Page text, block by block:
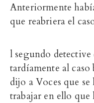
Anteriormente
que reabriera el
l segundo
tardíamente al
dijo a Voces que
trabajar en ello que